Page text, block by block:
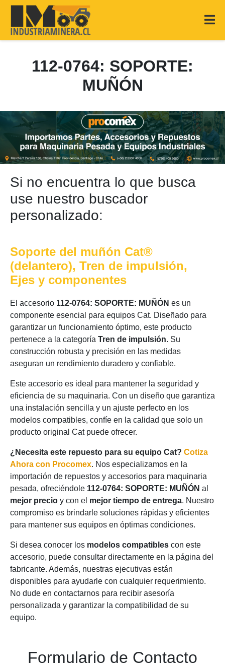
112-0764: SOPORTE:
MUÑÓN
Si no encuentra lo que busca
use nuestro buscador
personalizado:
Soporte del muñón Cat®
(delantero), Tren de impulsión,
Ejes y componentes
El accesorio 112-0764: SOPORTE: MUÑÓN es un
componente esencial para equipos Cat. Diseñado para
garantizar un funcionamiento óptimo, este producto
pertenece a la categoría Tren de impulsión. Su
construcción robusta y precisión en las medidas
aseguran un rendimiento duradero y confiable.
Este accesorio es ideal para mantener la seguridad y
eficiencia de su maquinaria. Con un diseño que garantiza
una instalación sencilla y un ajuste perfecto en los
modelos compatibles, confíe en la calidad que solo un
producto original Cat puede ofrecer.
¿Necesita este repuesto para su equipo Cat? Cotiza
Ahora con Procomex. Nos especializamos en la
importación de repuestos y accesorios para maquinaria
pesada, ofreciéndole 112-0764: SOPORTE: MUÑÓN al
mejor precio y con el mejor tiempo de entrega. Nuestro
compromiso es brindarle soluciones rápidas y eficientes
para mantener sus equipos en óptimas condiciones.
Si desea conocer los modelos compatibles con este
accesorio, puede consultar directamente en la página del
fabricante. Además, nuestras ejecutivas están
disponibles para ayudarle con cualquier requerimiento.
No dude en contactarnos para recibir asesoría
personalizada y garantizar la compatibilidad de su
equipo.
Formulario de Contacto